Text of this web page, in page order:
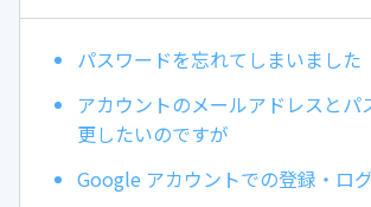
パスワードを忘れてしまいました
アカウントのメールアドレスとパ
更したいのですが
Google アカウントでの登録・ロ